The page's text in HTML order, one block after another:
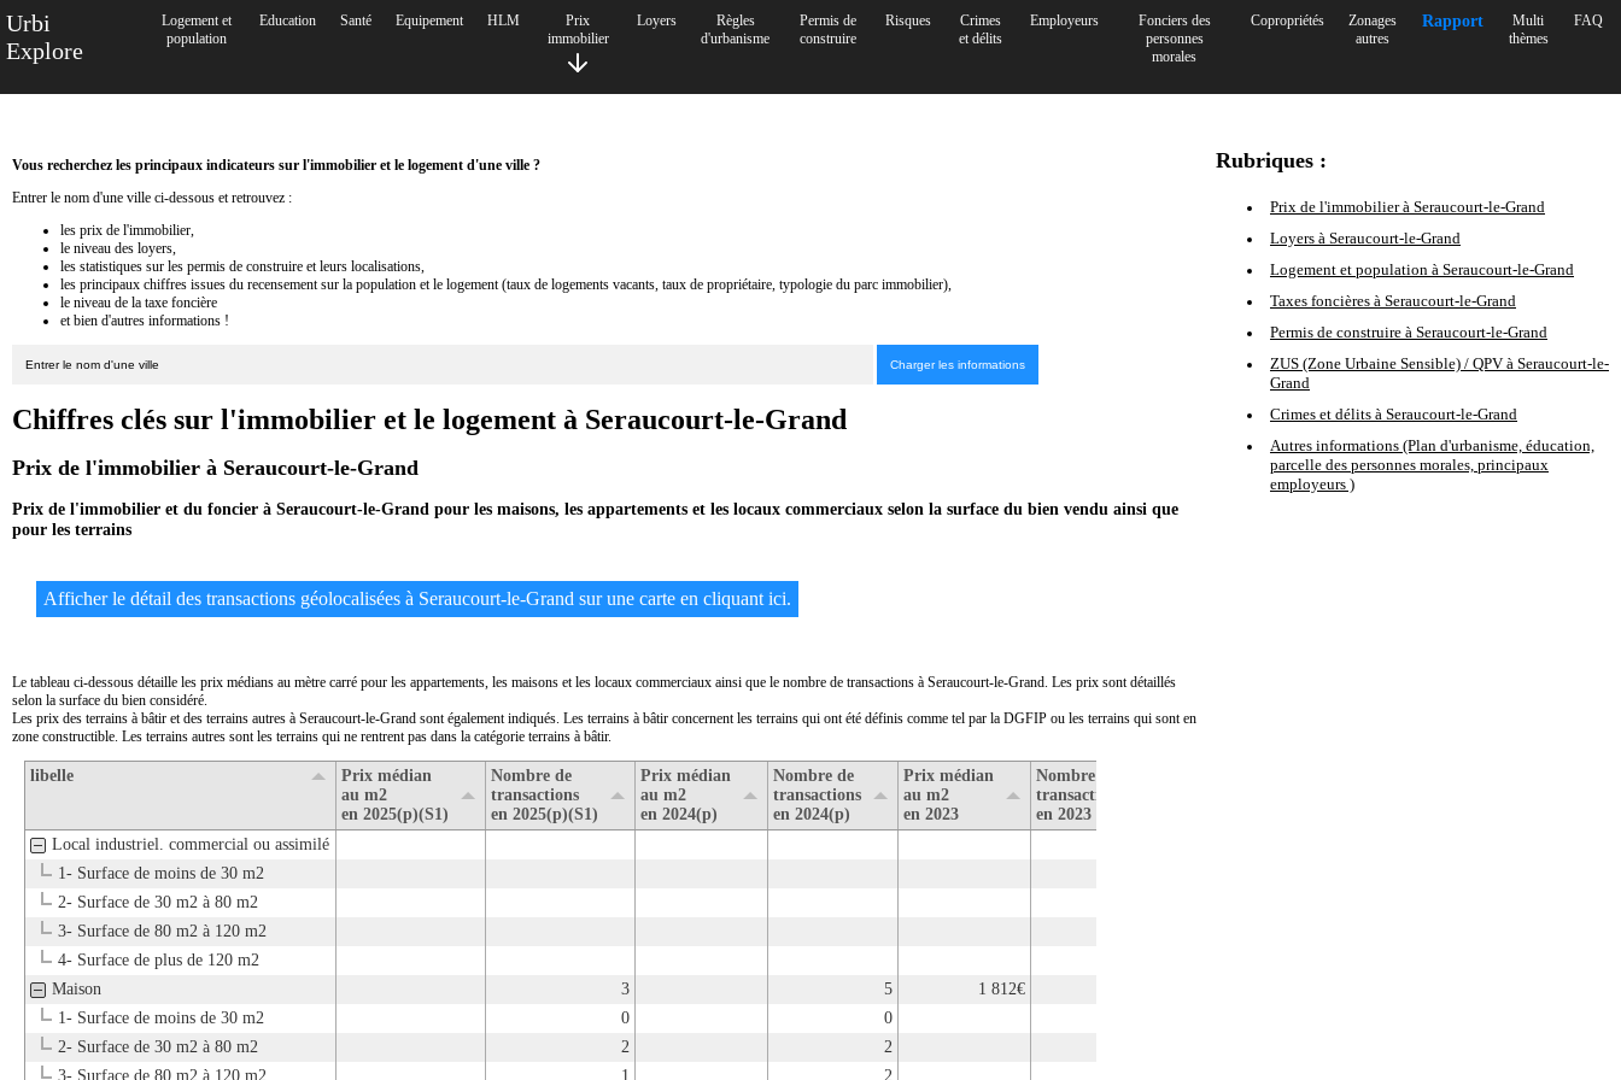
Urbi
Explore
Logement et
population
Education Santé Equipement HLM
Prix
immobilier
Loyers
Règles
d'urbanisme
Permis de
construire
Risques
Crimes
et délits
Employeurs
Fonciers des
personnes
morales
Copropriétés
Zonages
autres
Rapport
Multi
thèmes
FAQ
Rubriques :
Prix de l'immobilier à Seraucourt-le-Grand
Loyers à Seraucourt-le-Grand
Logement et population à Seraucourt-le-Grand
Taxes foncières à Seraucourt-le-Grand
Permis de construire à Seraucourt-le-Grand
ZUS (Zone Urbaine Sensible) / QPV à Seraucourt-le-
Grand
Crimes et délits à Seraucourt-le-Grand
Autres informations (Plan d'urbanisme, éducation,
parcelle des personnes morales, principaux
employeurs )
Vous recherchez les principaux indicateurs sur l'immobilier et le logement d'une ville ?
Entrer le nom d'une ville ci-dessous et retrouvez :
les prix de l'immobilier,
le niveau des loyers,
les statistiques sur les permis de construire et leurs localisations,
les principaux chiffres issues du recensement sur la population et le logement (taux de logements vacants, taux de propriétaire, typologie du parc immobilier),
le niveau de la taxe foncière
et bien d'autres informations !
Chiffres clés sur l'immobilier et le logement à Seraucourt-le-Grand
Prix de l'immobilier à Seraucourt-le-Grand
Prix de l'immobilier et du foncier à Seraucourt-le-Grand pour les maisons, les appartements et les locaux commerciaux selon la surface du bien vendu ainsi que
pour les terrains
Afficher le détail des transactions géolocalisées à Seraucourt-le-Grand sur une carte en cliquant ici.
Le tableau ci-dessous détaille les prix médians au mètre carré pour les appartements, les maisons et les locaux commerciaux ainsi que le nombre de transactions à Seraucourt-le-Grand. Les prix sont détaillés
selon la surface du bien considéré.
Les prix des terrains à bâtir et des terrains autres à Seraucourt-le-Grand sont également indiqués. Les terrains à bâtir concernent les terrains qui ont été définis comme tel par la DGFIP ou les terrains qui sont en
zone constructible. Les terrains autres sont les terrains qui ne rentrent pas dans la catégorie terrains à bâtir.
libelle
Prix médian
au m2
en 2025(p)(S1)
Nombre de
transactions
en 2025(p)(S1)
Prix médian
au m2
en 2024(p)
Nombre de
transactions
en 2024(p)
Prix médian
au m2
en 2023
Nombre de
transactions
en 2023
Local industriel. commercial ou assimilé
1- Surface de moins de 30 m2
2- Surface de 30 m2 à 80 m2
3- Surface de 80 m2 à 120 m2
4- Surface de plus de 120 m2
Maison
3 5 1 812€
1- Surface de moins de 30 m2
0 0
2- Surface de 30 m2 à 80 m2
2 2
3- Surface de 80 m2 à 120 m2
1 2